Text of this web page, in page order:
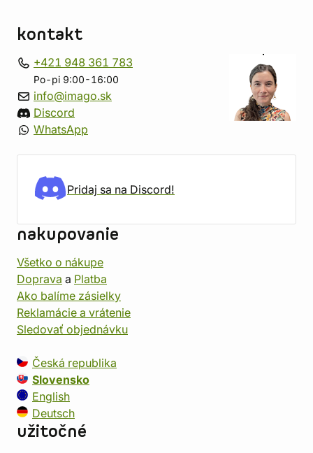
kontakt
+421 948 361 783
Po-pi 9:00-16:00
info@imago.sk
Discord
WhatsApp
Pridaj sa na Discord!
nakupovanie
Všetko o nákupe
Doprava a Platba
Ako balíme zásielky
Reklamácie a vrátenie
Sledovať objednávku
Česká republika
Slovensko
English
Deutsch
užitočné